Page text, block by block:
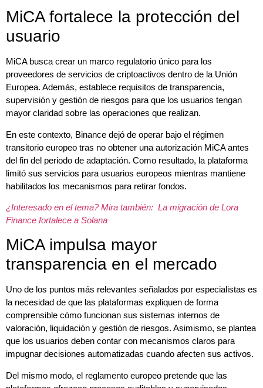
MiCA fortalece la protección del
usuario
MiCA busca crear un marco regulatorio único para los
proveedores de servicios de criptoactivos dentro de la Unión
Europea. Además, establece requisitos de transparencia,
supervisión y gestión de riesgos para que los usuarios tengan
mayor claridad sobre las operaciones que realizan.
En este contexto, Binance dejó de operar bajo el régimen
transitorio europeo tras no obtener una autorización MiCA antes
del fin del periodo de adaptación. Como resultado, la plataforma
limitó sus servicios para usuarios europeos mientras mantiene
habilitados los mecanismos para retirar fondos.
¿Interesado en el tema? Mira también: La migración de Lora
Finance fortalece a Solana
MiCA impulsa mayor
transparencia en el mercado
Uno de los puntos más relevantes señalados por especialistas es
la necesidad de que las plataformas expliquen de forma
comprensible cómo funcionan sus sistemas internos de
valoración, liquidación y gestión de riesgos. Asimismo, se plantea
que los usuarios deben contar con mecanismos claros para
impugnar decisiones automatizadas cuando afecten sus activos.
Del mismo modo, el reglamento europeo pretende que las